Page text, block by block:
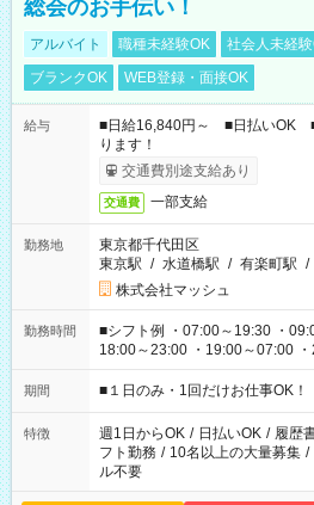
総会のお手伝い！
アルバイト 職種未経験OK 社会人未経
ブランクOK
WEB登録・面接OK
給与
■日給16,840円～ ■日払いOK
ります！
交通費別途支給あり
交通費 一部支給
勤務地
東京都千代田区
東京駅 / 水道橋駅 / 有楽町駅 /
株式会社マッシュ
勤務時間
■シフト例 ・07:00～19:30 ・
18:00～23:00 ・19:00～07:00
etc ★最短で3時間で5,120円のお仕事から 15時間で2万円近く稼
げるお仕事も！ ご希望のお時間に合わせてご紹介！ ※シフトは
ください！
期間 ■１日のみ・1回だけお仕事OK！
特徴 週1日からOK / 日払いOK / 履歴
フト勤務 / 10名以上の大量募集 /
ル不要